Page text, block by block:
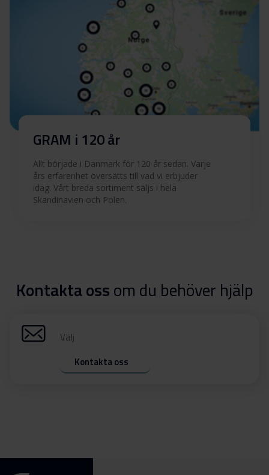
GRAM i 120 år
Allt började i Danmark för 120 år sedan. Varje
års erfarenhet översätts till vad vi erbjuder
idag. Vårt breda sortiment säljs i hela
Skandinavien och Polen.
Kontakta ossom du behöver hjälp
Välj
Kontakta oss